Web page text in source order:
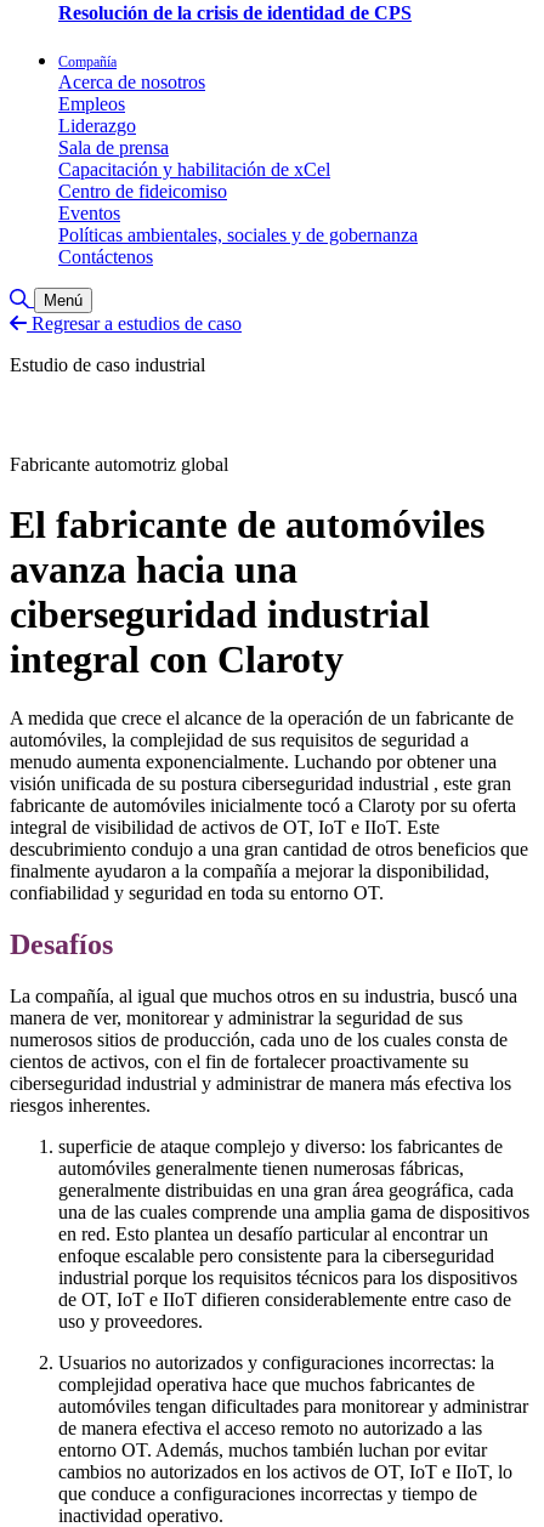
Resolución de la crisis de identidad de CPS
Compañía
Acerca de nosotros
Empleos
Liderazgo
Sala de prensa
Capacitación y habilitación de xCel
Centro de fideicomiso
Eventos
Políticas ambientales, sociales y de gobernanza
Contáctenos
Alternar búsqueda
Menú
Regresar a estudios de caso
Estudio de caso industrial
Fabricante automotriz global
El fabricante de automóviles
avanza hacia una
ciberseguridad industrial
integral con Claroty
A medida que crece el alcance de la operación de un fabricante de
automóviles, la complejidad de sus requisitos de seguridad a
menudo aumenta exponencialmente. Luchando por obtener una
visión unificada de su postura ciberseguridad industrial , este gran
fabricante de automóviles inicialmente tocó a Claroty por su oferta
integral de visibilidad de activos de OT, IoT e IIoT. Este
descubrimiento condujo a una gran cantidad de otros beneficios que
finalmente ayudaron a la compañía a mejorar la disponibilidad,
confiabilidad y seguridad en toda su entorno OT.
Desafíos
La compañía, al igual que muchos otros en su industria, buscó una
manera de ver, monitorear y administrar la seguridad de sus
numerosos sitios de producción, cada uno de los cuales consta de
cientos de activos, con el fin de fortalecer proactivamente su
ciberseguridad industrial y administrar de manera más efectiva los
riesgos inherentes.
superficie de ataque complejo y diverso: los fabricantes de
automóviles generalmente tienen numerosas fábricas,
generalmente distribuidas en una gran área geográfica, cada
una de las cuales comprende una amplia gama de dispositivos
en red. Esto plantea un desafío particular al encontrar un
enfoque escalable pero consistente para la ciberseguridad
industrial porque los requisitos técnicos para los dispositivos
de OT, IoT e IIoT difieren considerablemente entre caso de
uso y proveedores.
Usuarios no autorizados y configuraciones incorrectas: la
complejidad operativa hace que muchos fabricantes de
automóviles tengan dificultades para monitorear y administrar
de manera efectiva el acceso remoto no autorizado a las
entorno OT. Además, muchos también luchan por evitar
cambios no autorizados en los activos de OT, IoT e IIoT, lo
que conduce a configuraciones incorrectas y tiempo de
inactividad operativo.